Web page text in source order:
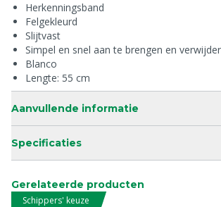
Herkenningsband
Felgekleurd
Slijtvast
Simpel en snel aan te brengen en
Blanco
Lengte: 55 cm
Aanvullende informatie
Specificaties
Gerelateerde producten
Schippers' keuze